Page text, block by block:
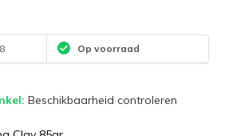
Op voorraad
Beschikbaarheid controleren